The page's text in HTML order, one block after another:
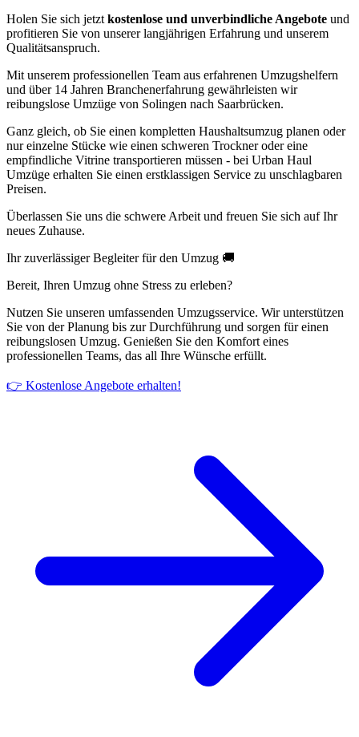
Holen Sie sich jetzt kostenlose und unverbindliche Angebote und
profitieren Sie von unserer langjährigen Erfahrung und unserem
Qualitätsanspruch.
Mit unserem professionellen Team aus erfahrenen Umzugshelfern
und über 14 Jahren Branchenerfahrung gewährleisten wir
reibungslose Umzüge von Solingen nach Saarbrücken.
Ganz gleich, ob Sie einen kompletten Haushaltsumzug planen oder
nur einzelne Stücke wie einen schweren Trockner oder eine
empfindliche Vitrine transportieren müssen - bei Urban Haul
Umzüge erhalten Sie einen erstklassigen Service zu unschlagbaren
Preisen.
Überlassen Sie uns die schwere Arbeit und freuen Sie sich auf Ihr
neues Zuhause.
Ihr zuverlässiger Begleiter für den Umzug 🚚
Bereit, Ihren Umzug ohne Stress zu erleben?
Nutzen Sie unseren umfassenden Umzugsservice. Wir unterstützen
Sie von der Planung bis zur Durchführung und sorgen für einen
reibungslosen Umzug. Genießen Sie den Komfort eines
professionellen Teams, das all Ihre Wünsche erfüllt.
👉 Kostenlose Angebote erhalten!